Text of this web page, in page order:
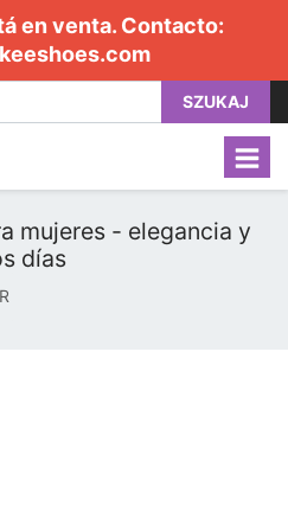
en venta. Contacto:
SZUKAJ
mujeres - elegancia y
días